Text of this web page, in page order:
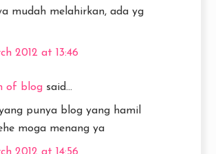
mudah melahirkan, ada yg
2012 at 13:46
of blog said...
punya blog yang hamil
moga menang ya